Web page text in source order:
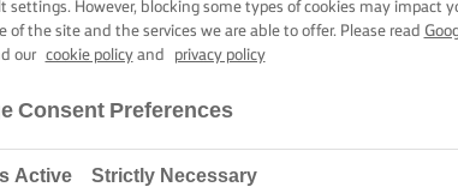
עם
6 שעות זמן בישול
settings. However, blocking some types of cookies may impact
of the site and the services we are able to offer. Please read
our cookie policyand privacy policy
Consent Preferences
Strictly Necessary
Active